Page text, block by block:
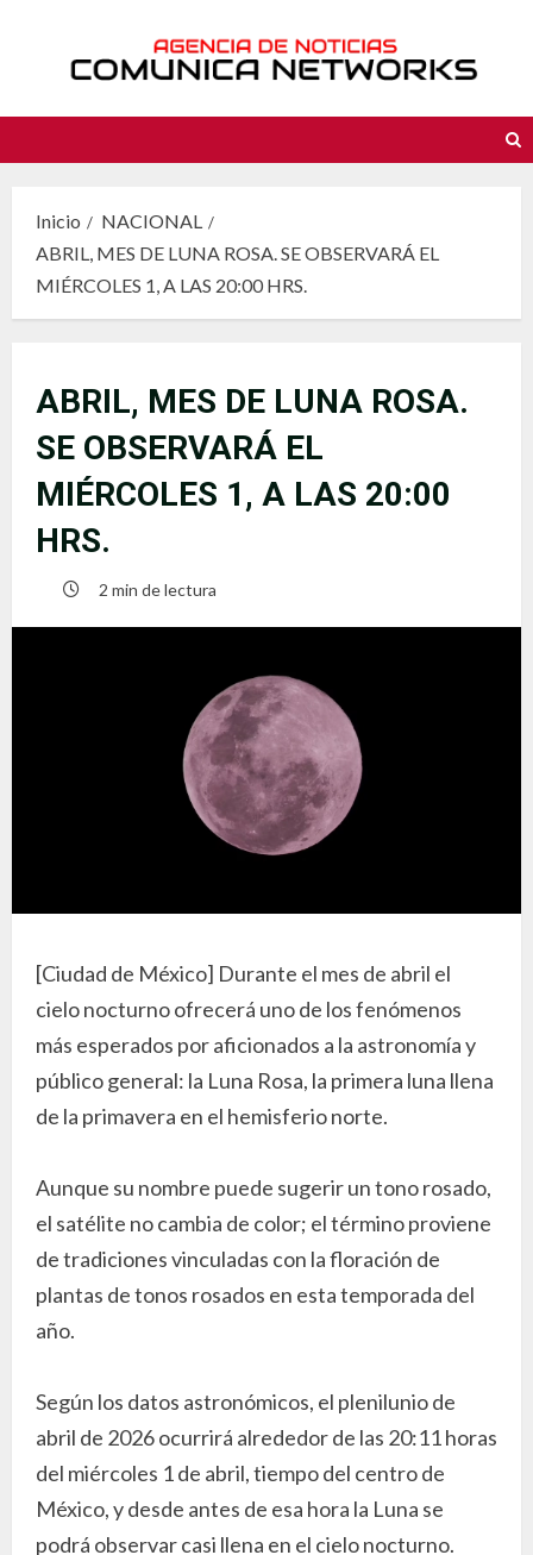
contenido
Inicio
NACIONAL
ABRIL, MES DE LUNA ROSA. SE OBSERVARÁ EL
MIÉRCOLES 1, A LAS 20:00 HRS.
ABRIL, MES DE LUNA ROSA.
SE OBSERVARÁ EL
MIÉRCOLES 1, A LAS 20:00
HRS.
2 min de lectura
[Ciudad de México] Durante el mes de abril el
cielo nocturno ofrecerá uno de los fenómenos
más esperados por aficionados a la astronomía y
público general: la Luna Rosa, la primera luna llena
de la primavera en el hemisferio norte.
Aunque su nombre puede sugerir un tono rosado,
el satélite no cambia de color; el término proviene
de tradiciones vinculadas con la floración de
plantas de tonos rosados en esta temporada del
año.
Según los datos astronómicos, el plenilunio de
abril de 2026 ocurrirá alrededor de las 20:11 horas
del miércoles 1 de abril, tiempo del centro de
México, y desde antes de esa hora la Luna se
podrá observar casi llena en el cielo nocturno.